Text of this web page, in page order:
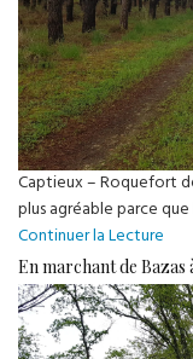
Captieux – Roquefort
plus agréable parce
Continuer la Lecture
de
à
En marchant de Bazas